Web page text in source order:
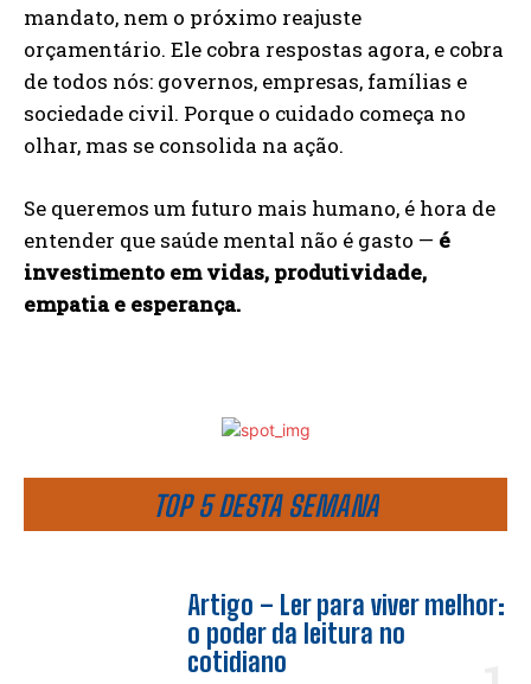
TOP 5 DESTA SEMANA
Artigo – Ler para viver melhor:
o poder da leitura no
cotidiano
mandato, nem o próximo reajuste
orçamentário. Ele cobra respostas agora, e cobra
de todos nós: governos, empresas, famílias e
sociedade civil. Porque o cuidado começa no
olhar, mas se consolida na ação.
Se queremos um futuro mais humano, é hora de
entender que saúde mental não é gasto — é
investimento em vidas, produtividade,
empatia e esperança.